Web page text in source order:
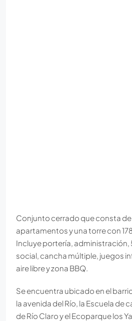
Conjunto cerrado que consta de
apartamentos y una torre con
Incluye portería, administración,
social, cancha múltiple, juegos
aire libre y zona BBQ.
Se encuentra ubicado en el
la avenida del Río, la Escuela de
de Río Claro y el Ecoparque los